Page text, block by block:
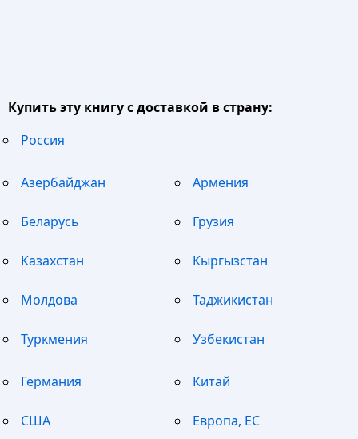
Купить эту книгу с доставкой в страну:
Россия
Азербайджан Армения
Беларусь Грузия
Казахстан Кыргызстан
Молдова Таджикистан
Туркмения Узбекистан
Германия Китай
США Европа, ЕС